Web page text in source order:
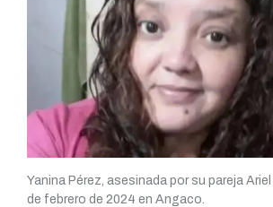
Yanina Pérez, asesinada por su pareja Ariel
de febrero de 2024 en Angaco.